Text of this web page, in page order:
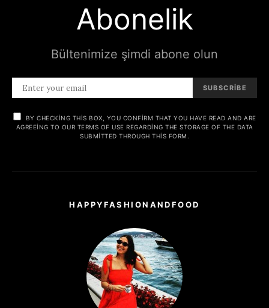
Abonelik
Bültenimize şimdi abone olun
SUBSCRIBE
BY CHECKING THIS BOX, YOU CONFIRM THAT YOU HAVE READ AND ARE
AGREEING TO OUR TERMS OF USE REGARDING THE STORAGE OF THE DATA
SUBMITTED THROUGH THIS FORM.
HAPPYFASHIONANDFOOD